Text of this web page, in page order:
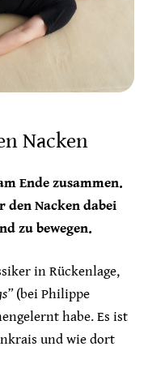
Nacken
Ende zusammen.
den Nacken dabei
zu bewegen.
in Rückenlage,
(bei Philippe
habe. Es ist
und wie dort